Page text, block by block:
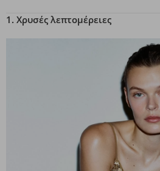
1. Χρυσές λεπτομέρειες